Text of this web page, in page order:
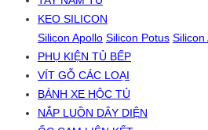
KEO SILICON
Silicon Apollo Silicon Potus Silicon
PHỤ KIỆN TỦ BẾP
VÍT GỖ CÁC LOẠI
BÁNH XE HỘC TỦ
NẮP LUỒN DÂY DIỆN